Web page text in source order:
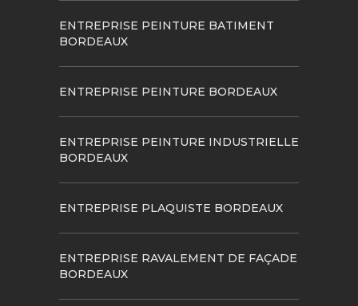
ENTREPRISE PEINTURE BATIMENT
BORDEAUX
ENTREPRISE PEINTURE BORDEAUX
ENTREPRISE PEINTURE INDUSTRIELLE
BORDEAUX
ENTREPRISE PLAQUISTE BORDEAUX
ENTREPRISE RAVALEMENT DE FAÇADE
BORDEAUX